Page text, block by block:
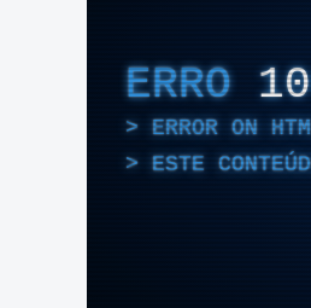
ERRO
ERROR ON
ESTE